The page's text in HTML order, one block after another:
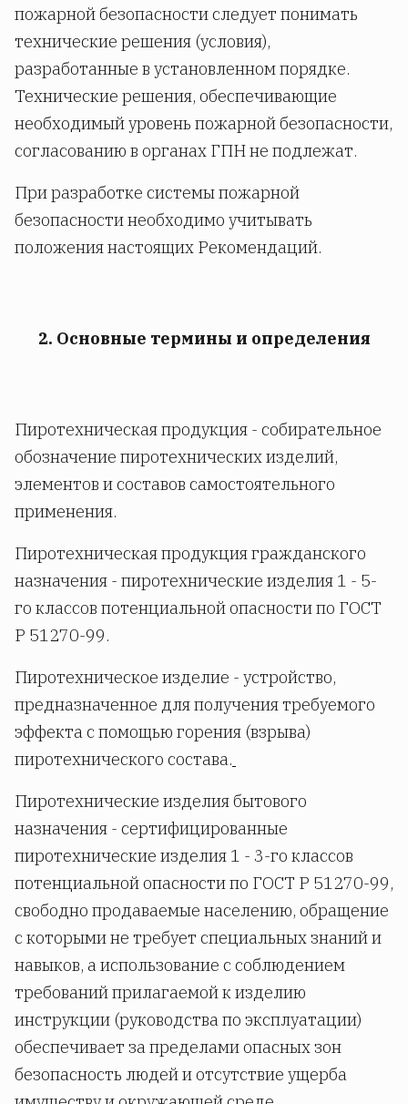
пожарной безопасности следует понимать
технические решения (условия),
разработанные в установленном порядке.
Технические решения, обеспечивающие
необходимый уровень пожарной безопасности,
согласованию в органах ГПН не подлежат.
При разработке системы пожарной
безопасности необходимо учитывать
положения настоящих Рекомендаций.
2. Основные термины и определения
Пиротехническая продукция - собирательное
обозначение пиротехнических изделий,
элементов и составов самостоятельного
применения.
Пиротехническая продукция гражданского
назначения - пиротехнические изделия 1 - 5-
го классов потенциальной опасности по ГОСТ
Р 51270-99.
Пиротехническое изделие - устройство,
предназначенное для получения требуемого
эффекта с помощью горения (взрыва)
пиротехнического состава.
Пиротехнические изделия бытового
назначения - сертифицированные
пиротехнические изделия 1 - 3-го классов
потенциальной опасности по ГОСТ Р 51270-99,
свободно продаваемые населению, обращение
с которыми не требует специальных знаний и
навыков, а использование с соблюдением
требований прилагаемой к изделию
инструкции (руководства по эксплуатации)
обеспечивает за пределами опасных зон
безопасность людей и отсутствие ущерба